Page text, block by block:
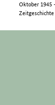
Oktober 1945
Zeitgeschichte